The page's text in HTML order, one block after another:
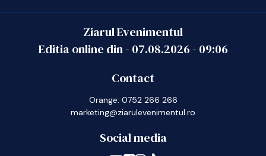
Ziarul Evenimentul
Editia online din - 07.08.2026- 09:06
Contact
Orange: 0752 266 266
marketing@ziarulevenimentul.ro
Social media